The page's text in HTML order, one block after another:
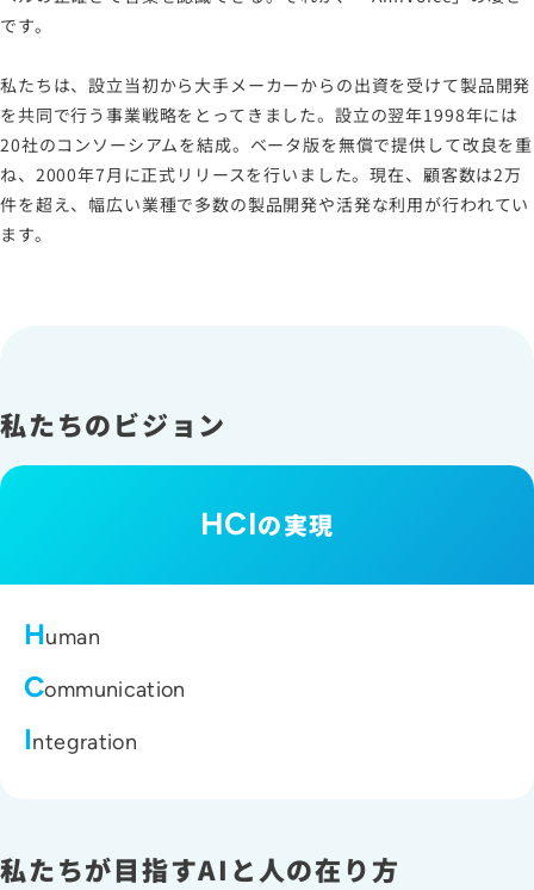
です。
私たちは、設立当初から大手メーカーからの出資を受けて製品開発
を共同で行う事業戦略をとってきました。設立の翌年1998年には
20社のコンソーシアムを結成。ベータ版を無償で提供して改良を重
ね、2000年7月に正式リリースを行いました。現在、顧客数は2万
件を超え、幅広い業種で多数の製品開発や活発な利用が行われてい
ます。
私たちのビジョン
HCIの実現
Human
Communication
Integration
私たちが目指すAIと人の在り方